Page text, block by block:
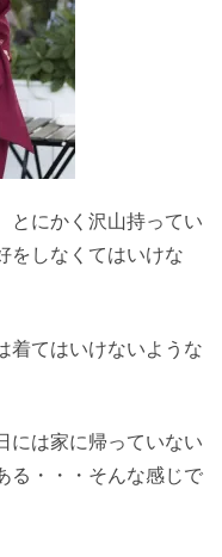
とにかく沢山持ってい
をしなくてはいけな
着てはいけないような
には家に帰っていない
る・・・そんな感じで